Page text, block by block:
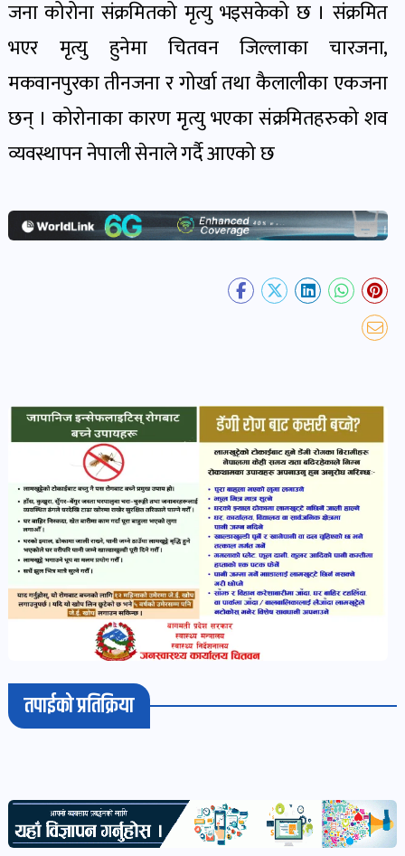
खबर
पोष्ट
धर्म-
साहित्य
भिडियो-
पडकास्ट
पोष्ट
व्यक्ति-
विचार-
जना कोरोना संक्रमितको मृत्यु भइसकेको छ । संक्रमित
भएर मृत्यु हुनेमा चितवन जिल्लाका चारजना,
मकवानपुरका तीनजना र गोर्खा तथा कैलालीका एकजना
छन् । कोरोनाका कारण मृत्यु भएका संक्रमितहरुको शव
व्यवस्थापन नेपाली सेनाले गर्दै आएको छ
तपाईको प्रतिक्रिया